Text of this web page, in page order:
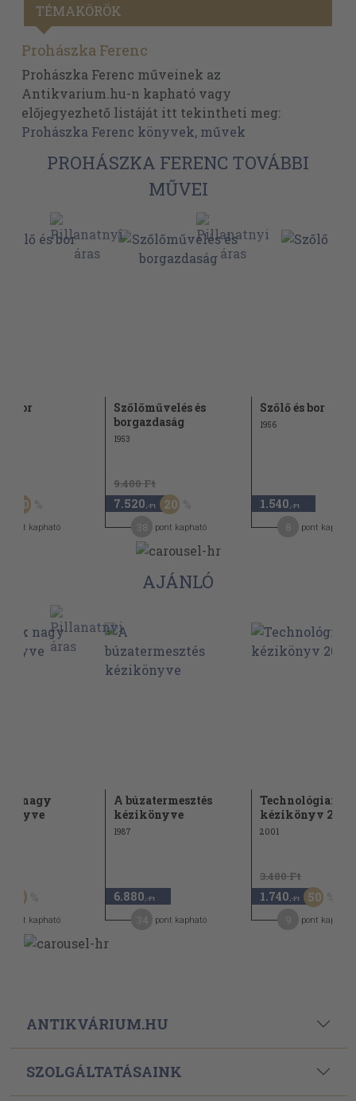
TÉMAKÖRÖK
Prohászka Ferenc
Prohászka Ferenc műveinek az
Antikvarium.hu-n kapható vagy
előjegyezhető listáját itt tekintheti meg:
Prohászka Ferenc könyvek, művek
PROHÁSZKA FERENC TOVÁBBI
MŰVEI
bor
20
pont kapható
Szőlőművelés és
borgazdaság
1953
9.400 Ft
7.520 ,-Ft 20
pont kapható
Szőlő és bor
1956
1.540 ,-Ft
pont kapható
AJÁNLÓ
nagy
50
pont kapható
A búzatermesztés
kézikönyve
1987
6.880 ,-Ft
pont kapható
Technológiai
kézikönyv 2001
2001
3.480 Ft
1.740 ,-Ft 50
pont kapható
ANTIKVÁRIUM.HU
SZOLGÁLTATÁSAINK